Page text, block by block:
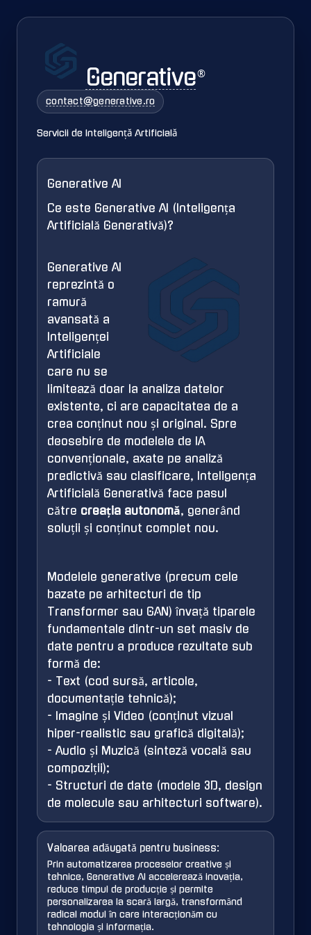
Generative®
contact@generative.ro
Servicii de Inteligență Artificială
Generative AI
Ce este Generative AI (Inteligența
Artificială Generativă)?
Generative AI
reprezintă o
ramură
avansată a
Inteligenței
Artificiale
care nu se
limitează doar la analiza datelor
existente, ci are capacitatea de a
crea conținut nou și original. Spre
deosebire de modelele de IA
convenționale, axate pe analiză
predictivă sau clasificare, Inteligența
Artificială Generativă face pasul
către creația autonomă, generând
soluții și conținut complet nou.
Modelele generative (precum cele
bazate pe arhitecturi de tip
Transformer sau GAN) învață tiparele
fundamentale dintr-un set masiv de
date pentru a produce rezultate sub
formă de:
- Text (cod sursă, articole,
documentație tehnică);
- Imagine și Video (conținut vizual
hiper-realistic sau grafică digitală);
- Audio și Muzică (sinteză vocală sau
compoziții);
- Structuri de date (modele 3D, design
de molecule sau arhitecturi software).
Valoarea adăugată pentru business:
Prin automatizarea proceselor creative și
tehnice, Generative AI accelerează inovația,
reduce timpul de producție și permite
personalizarea la scară largă, transformând
radical modul în care interacționăm cu
tehnologia și informația.